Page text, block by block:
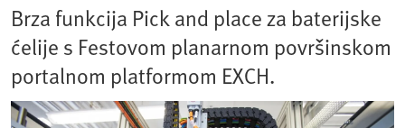
Brza funkcija Pick and place za baterijske
ćelije s Festovom planarnom površinskom
portalnom platformom EXCH.